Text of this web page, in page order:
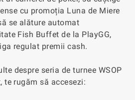
cu promoția Luna de Miere
se alăture automat
Fish Buffet de la PlayGG,
regulat premii cash.
despre seria de turnee WSOP
te rugăm să accesezi: